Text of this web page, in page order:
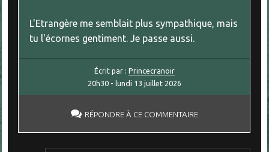
L'Etrangère me semblait plus sympathique, mais
tu l'écornes gentiment. Je passe aussi.
Écrit par : Princecranoir
20h30- lundi 13 juillet 2026
RÉPONDRE À CE COMMENTAIRE